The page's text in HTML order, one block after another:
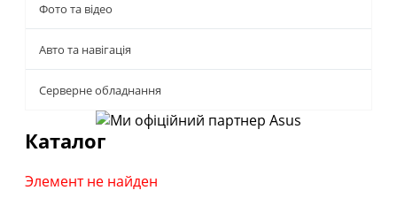
Фото та відео
Авто та навігація
Серверне обладнання
Каталог
Элемент не найден